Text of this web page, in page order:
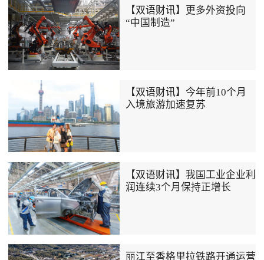
【双语财讯】更多外资投向
“中国制造”
【双语财讯】今年前10个月
入境旅游加速复苏
【双语财讯】我国工业企业利
润连续3个月保持正增长
丽江至香格里拉铁路开通运营